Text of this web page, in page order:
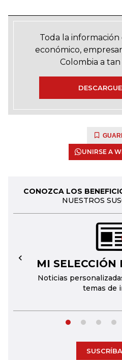
Toda la
económico,
Colombia a
UNIRSE A
CONOZCA LOS
NUESTROS
MI SELECCIÓN
Noticias
temas de
←